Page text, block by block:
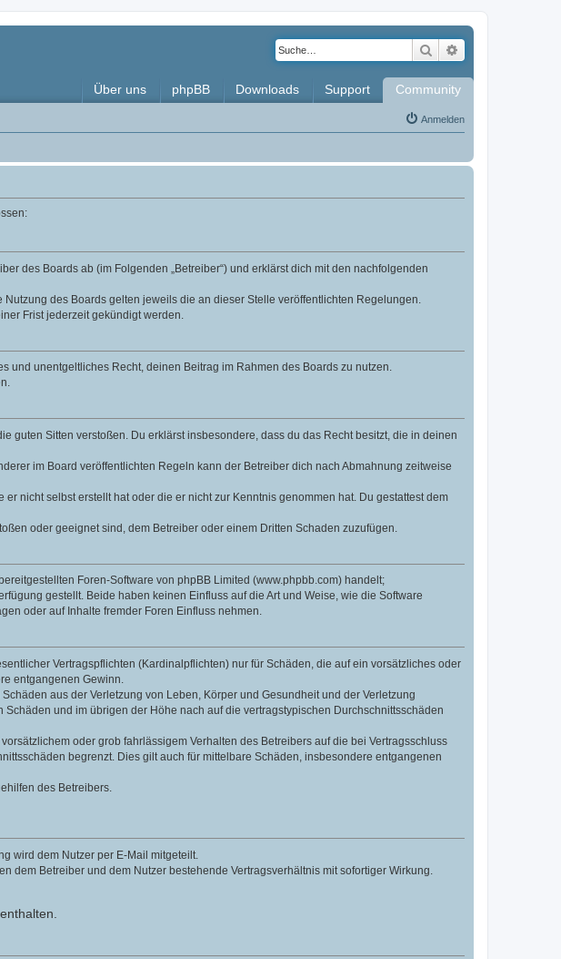
Suche
Über uns phpBB Downloads Support Community
Anmelden
des Boards ab (im Folgenden „Betreiber“) und erklärst dich mit den nachfolgenden
des Boards gelten jeweils die an dieser Stelle veröffentlichten Regelungen.
Frist jederzeit gekündigt werden.
und unentgeltliches Recht, deinen Beitrag im Rahmen des Boards zu nutzen.
guten Sitten verstoßen. Du erklärst insbesondere, dass du das Recht besitzt, die in deinen
im Board veröffentlichten Regeln kann der Betreiber dich nach Abmahnung zeitweise
nicht selbst erstellt hat oder die er nicht zur Kenntnis genommen hat. Du gestattest dem
oder geeignet sind, dem Betreiber oder einem Dritten Schaden zuzufügen.
Foren-Software von phpBB Limited (www.phpbb.com) handelt;
gestellt. Beide haben keinen Einfluss auf die Art und Weise, wie die Software
oder auf Inhalte fremder Foren Einfluss nehmen.
Vertragspflichten (Kardinalpflichten) nur für Schäden, die auf ein vorsätzliches oder
entgangenen Gewinn.
aus der Verletzung von Leben, Körper und Gesundheit und der Verletzung
und im übrigen der Höhe nach auf die vertragstypischen Durchschnittsschäden
oder grob fahrlässigem Verhalten des Betreibers auf die bei Vertragsschluss
begrenzt. Dies gilt auch für mittelbare Schäden, insbesondere entgangenen
des Betreibers.
wird dem Nutzer per E-Mail mitgeteilt.
dem Betreiber und dem Nutzer bestehende Vertragsverhältnis mit sofortiger Wirkung.